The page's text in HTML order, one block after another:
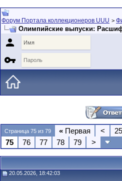
Форум Портала коллекционеров UUU >
Олимпийские выпуски:


Страница 75 из 79 « Первая < 25
75
76 77 78 79 >
20.05.2026, 18:42:03